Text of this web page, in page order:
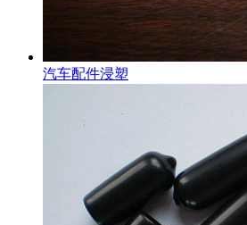
汽车配件浸塑